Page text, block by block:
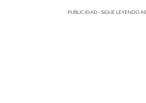
PUBLICIDAD - SIGUE LEYENDO